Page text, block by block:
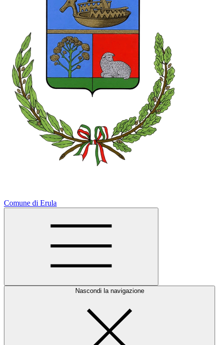
Comune di Erula
Nascondi la navigazione